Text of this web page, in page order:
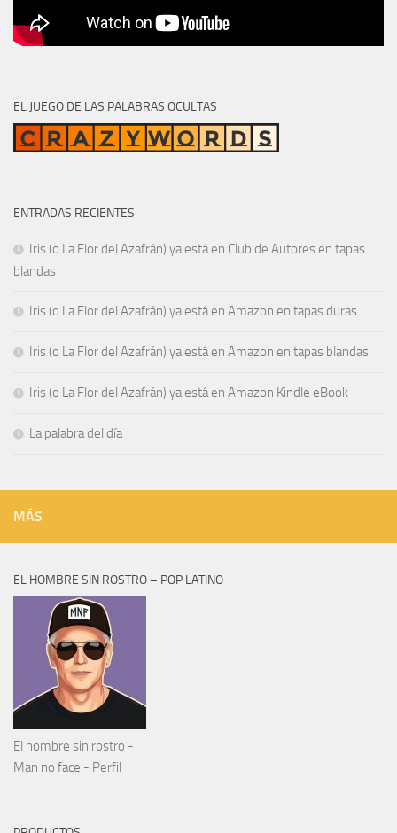
EL JUEGO DE LAS PALABRAS OCULTAS
ENTRADAS RECIENTES
Iris (o La Flor del Azafrán) ya está en Club de Autores en tapas
blandas
Iris (o La Flor del Azafrán) ya está en Amazon en tapas duras
Iris (o La Flor del Azafrán) ya está en Amazon en tapas blandas
Iris (o La Flor del Azafrán) ya está en Amazon Kindle eBook
La palabra del día
MÁS
EL HOMBRE SIN ROSTRO – POP LATINO
El hombre sin rostro -
Man no face - Perfil